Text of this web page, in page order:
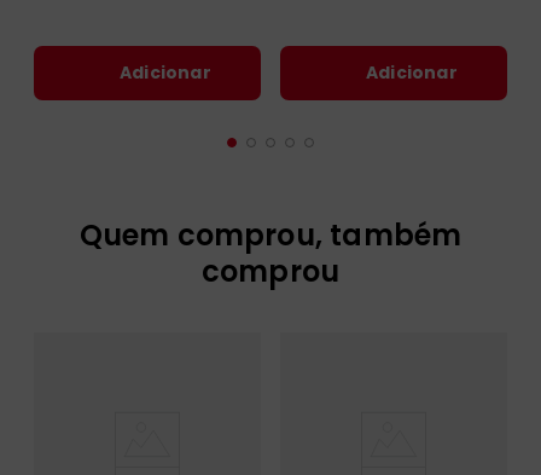
Adicionar Adicionar
Quem comprou, também
comprou